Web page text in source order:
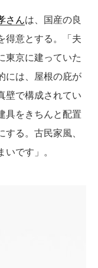
さんは、国産の良
得意とする。「夫
東京に建っていた
には、屋根の庇が
壁で構成されてい
具をきちんと配置
る。古民家風、
です」。